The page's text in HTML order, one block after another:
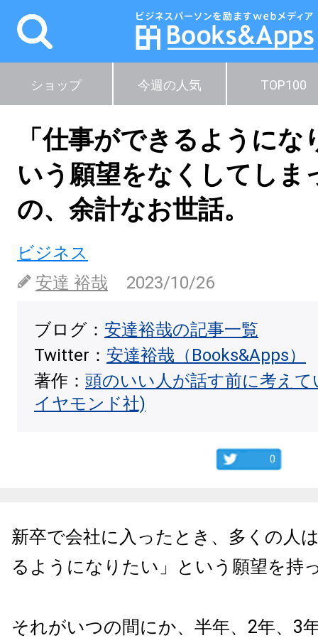
ショップ 今週の人気 TOP100
「仕事ができるようにな
いう願望をなくしてしま
の、余計なお世話。
ビジネス
安達 裕哉
2023/10/26
ブログ： 安達裕哉の記事一覧
Twitter： 安達裕哉（Books&Apps）
著作： 頭のいい人が話す前に考え
イヤモンド社)
0
新卒で会社に入ったとき、多くの人
るようになりたい」という願望を持
それがいつの間にか、半年、2年、3